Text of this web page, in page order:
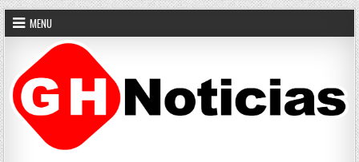
Skip
to
content
MENU